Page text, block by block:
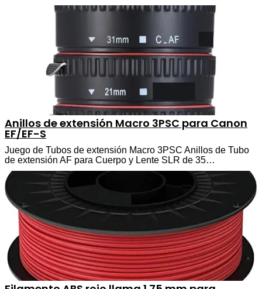
Anillos de extensión Macro 3PSC para Canon
EF/EF-S
Juego de Tubos de extensión Macro 3PSC Anillos de Tubo
de extensión AF para Cuerpo y Lente SLR de 35…